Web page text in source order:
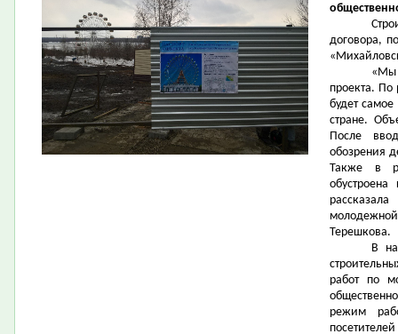
договора,
«Мы
проекта. По
будет
стране.
После
обозрения
Также в
Терешкова.
В
работ по
режим